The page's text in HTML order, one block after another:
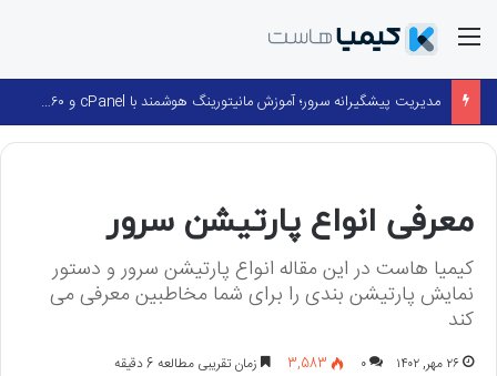
مدیریت پیشگیرانه سرور؛ آموزش مانیتورینگ هوشمند با cPanel و ۳۶۰ Monitoring
معرفی انواع پارتیشن سرور
کیمیا هاست در این مقاله انواع پارتیشن سرور و دستور
نمایش پارتیشن بندی را برای شما مخاطبین معرفی می
کند
۲۶ مهر, ۱۴۰۲ ۰ 3,583 زمان تقریبی مطالعه 6 دقیقه